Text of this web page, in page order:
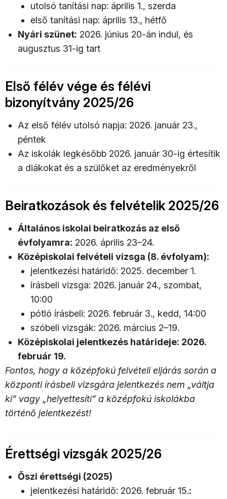
utolsó tanítási nap: április 1., szerda
első tanítási nap: április 13., hétfő
Nyári szünet: 2026. június 20-án indul, és
augusztus 31-ig tart
Első félév vége és félévi
bizonyítvány 2025/26
Az első félév utolsó napja: 2026. január 23.,
péntek
Az iskolák legkésőbb 2026. január 30-ig értesítik
a diákokat és a szülőket az eredményekről
Beiratkozások és felvételik 2025/26
Általános iskolai beiratkozás az első
évfolyamra: 2026. április 23–24.
Középiskolai felvételi vizsga (8. évfolyam):
jelentkezési határidő: 2025. december 1.
írásbeli vizsga: 2026. január 24., szombat,
10:00
pótló írásbeli: 2026. február 3., kedd, 14:00
szóbeli vizsgák: 2026. március 2–19.
Középiskolai jelentkezés határideje: 2026.
február 19.
Fontos, hogy a középfokú felvételi eljárás során a
központi írásbeli vizsgára jelentkezés nem „váltja
ki” vagy „helyettesíti” a középfokú iskolákba
történő jelentkezést!
Érettségi vizsgák 2025/26
Őszi érettségi (2025)
jelentkezési határidő: 2026. február 15.: